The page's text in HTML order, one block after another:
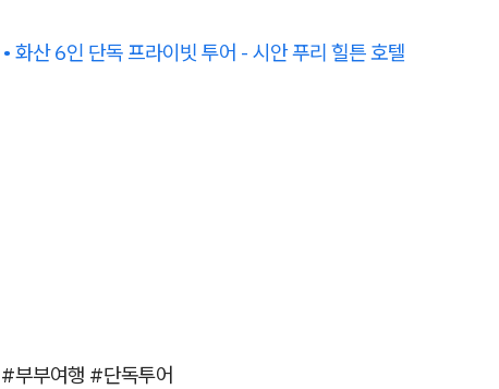
화산 6인 단독 프라이빗 투어 - 시안 푸리 힐튼 호텔
부부여행 #단독투어